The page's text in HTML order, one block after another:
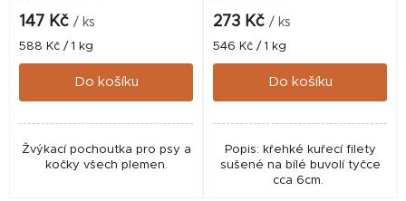
147 Kč / ks
Měrná
cena:
588 Kč / 1 kg
Do košíku
Žvýkací pochoutka pro psy a
kočky všech plemen.
273 Kč / ks
Měrná
cena:
546 Kč / 1 kg
Do košíku
Popis: křehké kuřecí filety
sušené na bílé buvolí tyčce
cca 6cm.